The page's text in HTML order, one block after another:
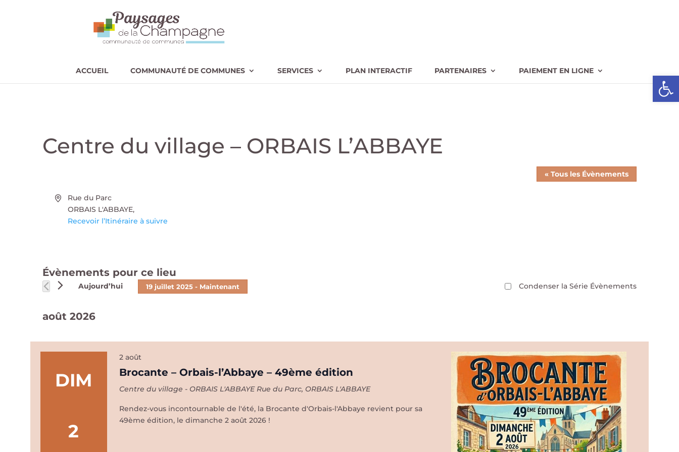
Ouvrir
ACCUEIL COMMUNAUTÉ DE COMMUNES SERVICES PLAN INTERACTIF PARTENAIRES PAIEMENT EN LIGNE
Centre du village – ORBAIS L’ABBAYE
« Tous les Évènements
AdresseRue du Parc
ORBAIS L'ABBAYE,
Recevoir l’Itinéraire à suivre
Évènements pour ce lieu
Aujourd’hui 19 juillet 2025 - Maintenant Condenser la Série Évènements
août 2026
DIM
2
Brocante – Orbais-l’Abbaye – 49ème édition
2 août
Centre du village - ORBAIS L'ABBAYERue du Parc, ORBAIS L'ABBAYE
Rendez-vous incontournable de l'été, la Brocante d'Orbais-l'Abbaye revient pour sa
49ème édition, le dimanche 2 août 2026 !